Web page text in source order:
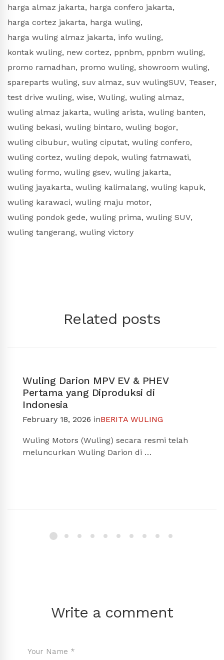
harga almaz jakarta, harga confero jakarta,
harga cortez jakarta, harga wuling,
harga wuling almaz jakarta, info wuling,
kontak wuling, new cortez, ppnbm, ppnbm wuling,
promo ramadhan, promo wuling, showroom wuling,
spareparts wuling, suv almaz, suv wulingSUV, Teaser,
test drive wuling, wise, Wuling, wuling almaz,
wuling almaz jakarta, wuling arista, wuling banten,
wuling bekasi, wuling bintaro, wuling bogor,
wuling cibubur, wuling ciputat, wuling confero,
wuling cortez, wuling depok, wuling fatmawati,
wuling formo, wuling gsev, wuling jakarta,
wuling jayakarta, wuling kalimalang, wuling kapuk,
wuling karawaci, wuling maju motor,
wuling pondok gede, wuling prima, wuling SUV,
wuling tangerang, wuling victory
Related posts
Wuling Darion MPV EV & PHEV
Pertama yang Diproduksi di
Indonesia
February 18, 2026 inBERITA WULING
Wuling Motors (Wuling) secara resmi telah
meluncurkan Wuling Darion di …
Write a comment